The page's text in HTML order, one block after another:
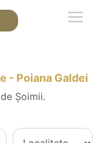
- Poiana Galdei
Șoimii.